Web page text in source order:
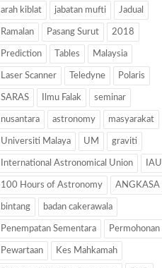
arah kiblat jabatan mufti Jadual
Ramalan Pasang Surut 2018
Prediction Tables Malaysia
Laser Scanner Teledyne Polaris
SARAS Ilmu Falak seminar
nusantara astronomy masyarakat
Universiti Malaya UM graviti
International Astronomical Union IAU
100 Hours of Astronomy ANGKASA
bintang badan cakerawala
Penempatan Sementara Permohonan
Pewartaan Kes Mahkamah